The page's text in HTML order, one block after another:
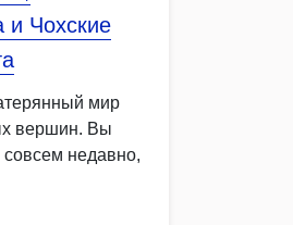
и Чохские
мир
вершин. Вы
совсем недавно,